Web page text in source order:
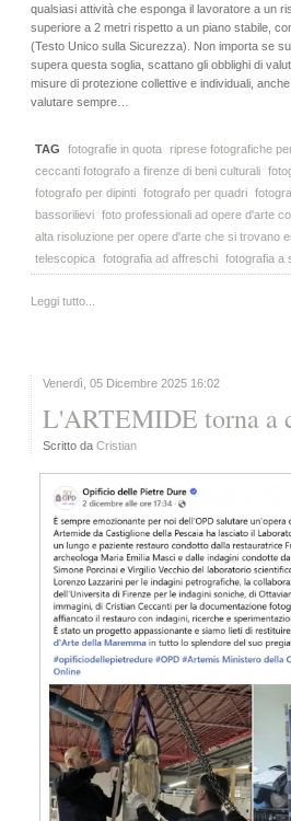
qualsiasi attività che esponga il lavoratore a un
superiore a 2 metri rispetto a un piano stabile,
(Testo Unico sulla Sicurezza). Non importa se
supera questa soglia, scattano gli obblighi di
misure di protezione collettive e individuali,
valutare sempre…
TAG fotografie in quota riprese fotografiche
ceccanti fotografo a firenze di beni culturali
fotografo per dipinti fotografo per quadri
bassorilievi foto professionali ad opere d'arte
alta risoluzione per opere d'arte che si trovano
telescopica fotografia ad affreschi fotografia a
Leggi tutto...
Venerdì, 05 Dicembre 2025 16:02
L'ARTEMIDE torna a
Scritto da Cristian